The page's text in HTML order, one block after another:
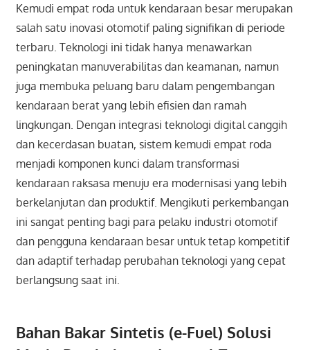
Kemudi empat roda untuk kendaraan besar merupakan
salah satu inovasi otomotif paling signifikan di periode
terbaru. Teknologi ini tidak hanya menawarkan
peningkatan manuverabilitas dan keamanan, namun
juga membuka peluang baru dalam pengembangan
kendaraan berat yang lebih efisien dan ramah
lingkungan. Dengan integrasi teknologi digital canggih
dan kecerdasan buatan, sistem kemudi empat roda
menjadi komponen kunci dalam transformasi
kendaraan raksasa menuju era modernisasi yang lebih
berkelanjutan dan produktif. Mengikuti perkembangan
ini sangat penting bagi para pelaku industri otomotif
dan pengguna kendaraan besar untuk tetap kompetitif
dan adaptif terhadap perubahan teknologi yang cepat
berlangsung saat ini.
Bahan Bakar Sintetis (e-Fuel) Solusi